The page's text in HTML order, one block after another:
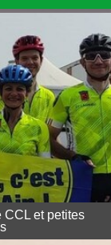
CCL et petites